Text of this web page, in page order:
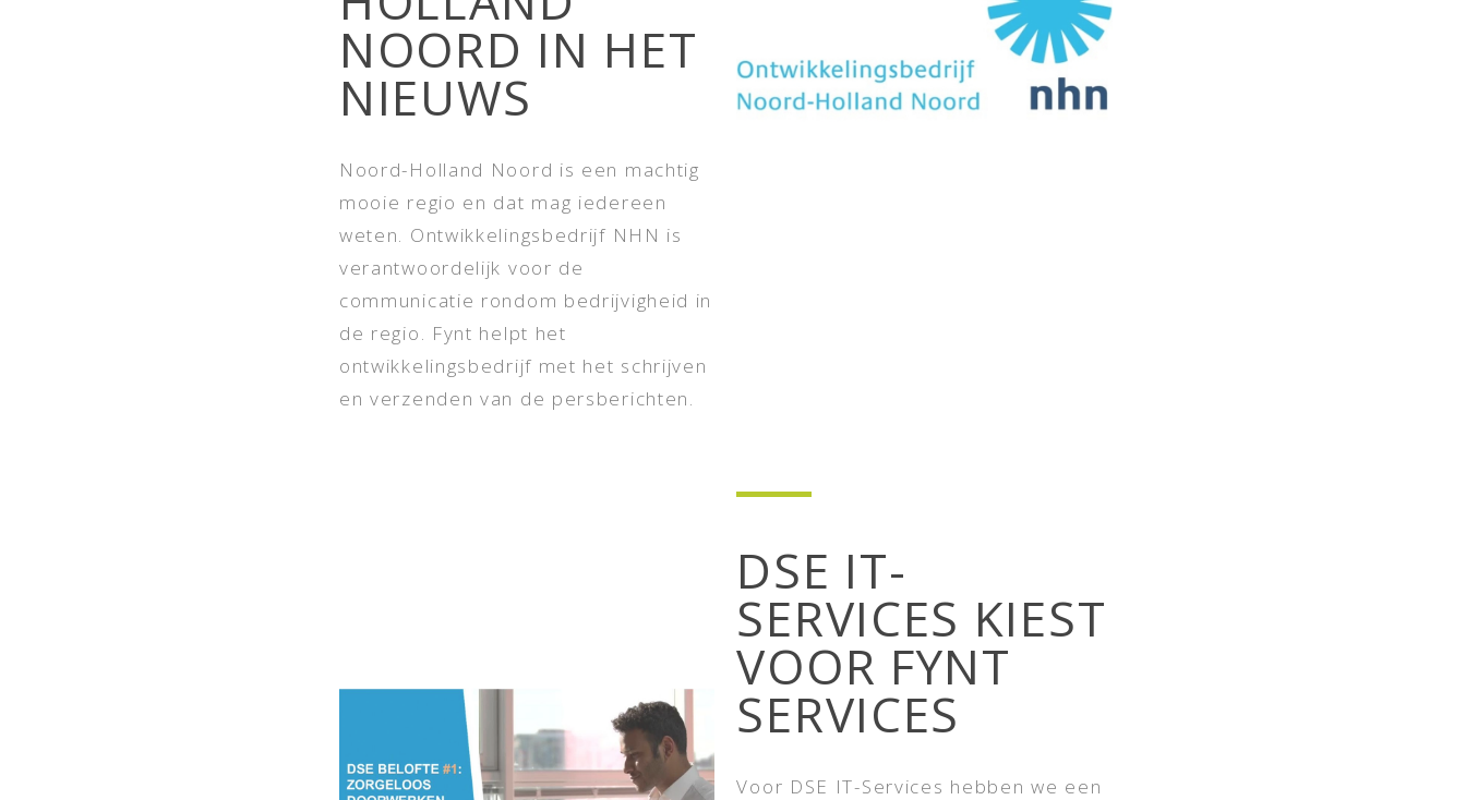
NOORD IN HET
NIEUWS
Noord-Holland Noord is een machtig
mooie regio en dat mag iedereen
weten. Ontwikkelingsbedrijf NHN is
verantwoordelijk voor de
communicatie rondom bedrijvigheid in
de regio. Fynt helpt het
ontwikkelingsbedrijf met het schrijven
en verzenden van de persberichten.
DSE IT-
SERVICES KIEST
VOOR FYNT
SERVICES
Voor DSE IT-Services hebben we een